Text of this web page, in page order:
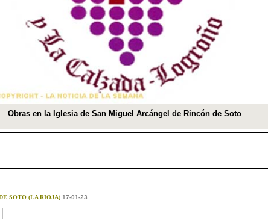
SOTO (LA RIOJA)17-01-23